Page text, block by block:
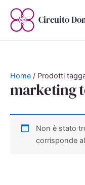
contenuto
Circuito
Home / Prodotti
marketing
Non è stato
corrisponde